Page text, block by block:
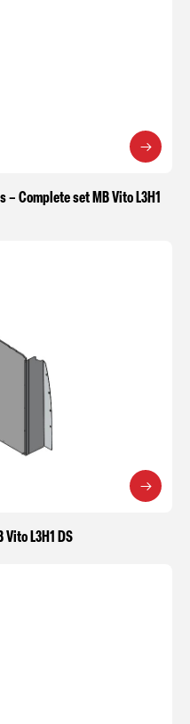
Complete set MB Vito L3H1
L3H1 DS